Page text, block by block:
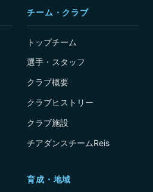
チーム・クラブ
トップチーム
選手・スタッフ
クラブ概要
クラブヒストリー
クラブ施設
チアダンスチームReis
育成・地域